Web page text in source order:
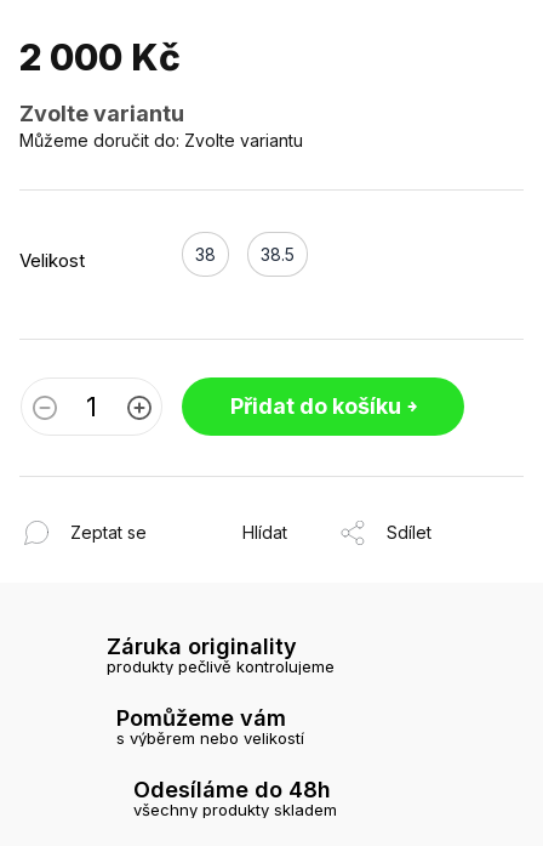
2 000 Kč
Zvolte variantu
Velikost 38 38.5
Můžeme doručit do: Zvolte variantu
Přidat do košíku
Zeptat se Hlídat Sdílet
Záruka originality
produkty pečlivě kontrolujeme
Pomůžeme vám
s výběrem nebo velikostí
Odesíláme do 48h
všechny produkty skladem